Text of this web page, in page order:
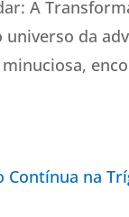
A
universo da